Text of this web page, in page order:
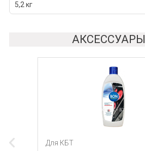
5,2 кг
АКСЕССУАРЫ
Для КБТ
Для КБТ